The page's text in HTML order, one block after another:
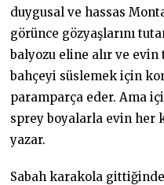
duygusal ve hassas
görünce gözyaşlarını
balyozu eline alır ve
bahçeyi süslemek için
paramparça eder. Ama
sprey boyalarla evin her
yazar.
Sabah karakola